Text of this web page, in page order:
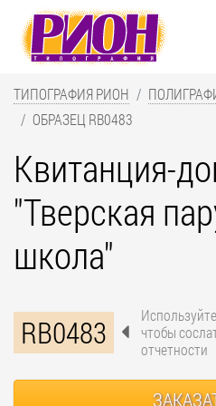
ТИПОГРАФИЯ РИОН
ОБРАЗЕЦ RB0483
Квитанция-
"Тверская
школа"
RB0483
чтобы
отчетности